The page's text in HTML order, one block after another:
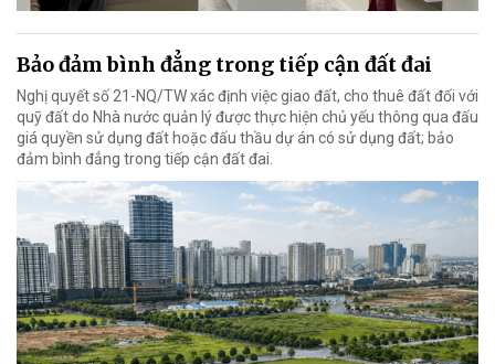
Bảo đảm bình đẳng trong tiếp cận đất đai
Nghị quyết số 21-NQ/TW xác định việc giao đất, cho thuê đất đối với
quỹ đất do Nhà nước quản lý được thực hiện chủ yếu thông qua đấu
giá quyền sử dụng đất hoặc đấu thầu dự án có sử dụng đất; bảo
đảm bình đẳng trong tiếp cận đất đai.